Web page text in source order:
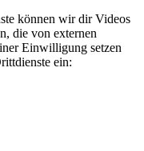
können wir dir Videos
die von externen
Einwilligung setzen
ein: